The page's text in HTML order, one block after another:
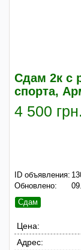
Сдам 2к с
спорта,
4 500 грн.
ID объявления:
Обновлено:
Сдам
Цена:
Адрес: